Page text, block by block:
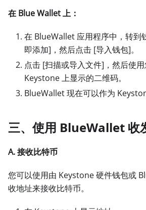
在 Blue Wallet 上：
在 BlueWallet 应用程序中，转到
即添加] ，然后点击 [导入钱包]。
点击 [扫描或导入文件] ，然后使
Keystone 上显示的二维码。
BlueWallet 现在可以作为
三、使用 BlueWallet 收
A. 接收比特币
您可以使用由 Keystone 硬件钱包或
收地址来接收比特币。